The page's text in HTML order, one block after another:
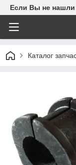
Если Вы не нашли
Каталог